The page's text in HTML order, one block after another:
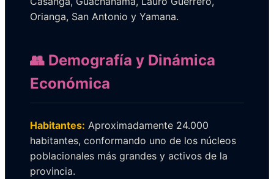
Orianga, San Antonio y Yamana.
👥 Demografía y Dinámica
Económica
Habitantes: Aproximadamente 24.000
habitantes, conformando uno de los núcleos
poblacionales más grandes y activos de la
provincia.